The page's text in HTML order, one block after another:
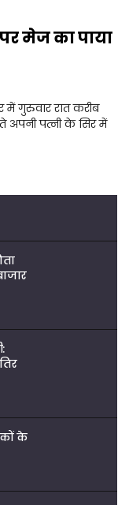
मेज का पाया
में गुरुवार रात करीब
पत्नी के सिर में
के